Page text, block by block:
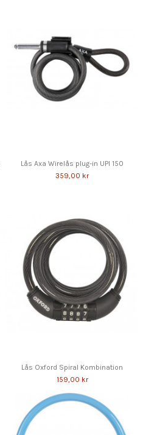
Lås Axa Wirelås plug-in UPI 150
359,00 kr
Lås Oxford Spiral Kombination
159,00 kr